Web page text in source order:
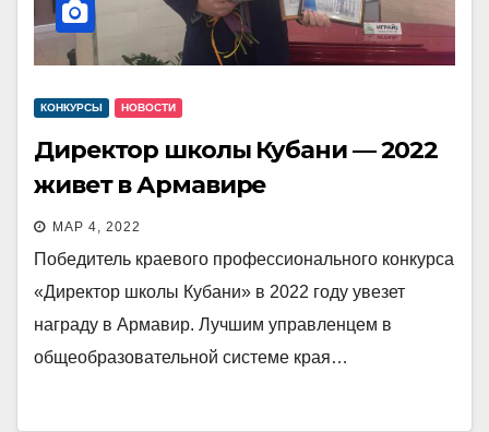
КОНКУРСЫ НОВОСТИ
Директор школы Кубани — 2022
живет в Армавире
МАР 4, 2022
Победитель краевого профессионального конкурса
«Директор школы Кубани» в 2022 году увезет
награду в Армавир. Лучшим управленцем в
общеобразовательной системе края…